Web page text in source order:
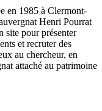
en 1985 à Clermont-
Henri Pourrat
site pour présenter
et recruter des
au chercheur, en
attaché au patrimoine